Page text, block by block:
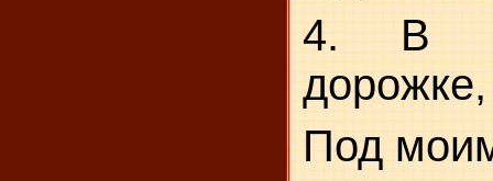
4. В
дорожке,
Под